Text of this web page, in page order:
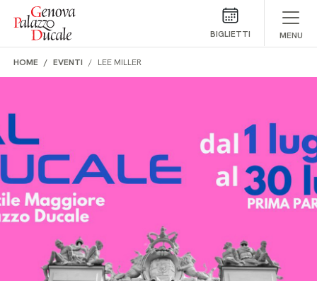
Salta al contenuto
BIGLIETTI MENU
HOME EVENTI LEE MILLER